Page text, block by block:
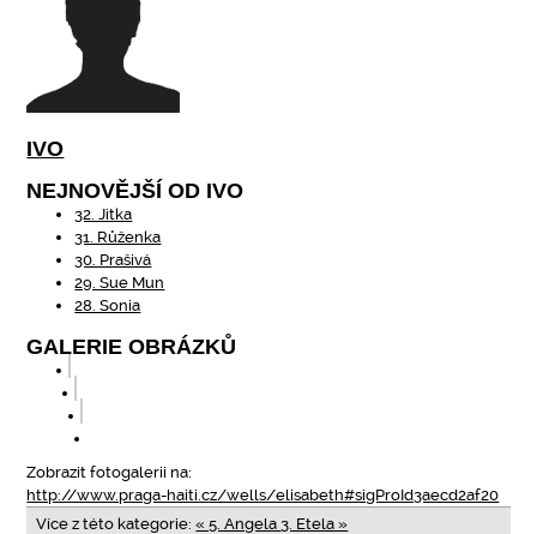
IVO
NEJNOVĚJŠÍ OD IVO
32. Jitka
31. Růženka
30. Prašivá
29. Sue Mun
28. Sonia
GALERIE OBRÁZKŮ
Zobrazit fotogalerii na:
http://www.praga-haiti.cz/wells/elisabeth#sigProId3aecd2af20
Více z této kategorie: « 5. Angela3. Etela »